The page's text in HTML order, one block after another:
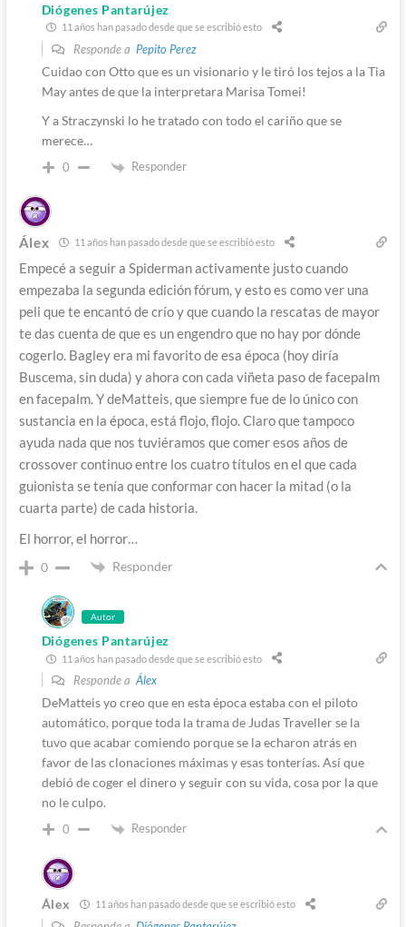
Diógenes Pantarújez
11 años han pasado desde que se escribió esto
Responde a Pepito Perez
Cuidao con Otto que es un visionario y le tiró los tejos a la Tia
May antes de que la interpretara Marisa Tomei!
Y a Straczynski lo he tratado con todo el cariño que se
merece…
0 Responder
Álex 11 años han pasado desde que se escribió esto
Empecé a seguir a Spiderman activamente justo cuando
empezaba la segunda edición fórum, y esto es como ver una
peli que te encantó de crío y que cuando la rescatas de mayor
te das cuenta de que es un engendro que no hay por dónde
cogerlo. Bagley era mi favorito de esa época (hoy diría
Buscema, sin duda) y ahora con cada viñeta paso de facepalm
en facepalm. Y deMatteis, que siempre fue de lo único con
sustancia en la época, está flojo, flojo. Claro que tampoco
ayuda nada que nos tuviéramos que comer esos años de
crossover continuo entre los cuatro títulos en el que cada
guionista se tenía que conformar con hacer la mitad (o la
cuarta parte) de cada historia.
El horror, el horror…
0 Responder
Autor
Diógenes Pantarújez
11 años han pasado desde que se escribió esto
Responde a Álex
DeMatteis yo creo que en esta época estaba con el piloto
automático, porque toda la trama de Judas Traveller se la
tuvo que acabar comiendo porque se la echaron atrás en
favor de las clonaciones máximas y esas tonterías. Así que
debió de coger el dinero y seguir con su vida, cosa por la que
no le culpo.
0 Responder
Álex 11 años han pasado desde que se escribió esto